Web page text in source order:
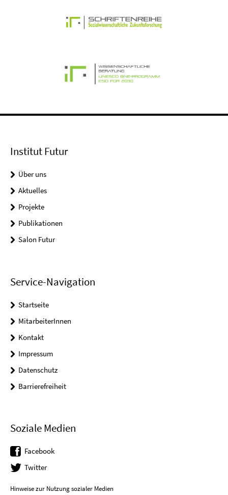
Institut Futur
Über uns
Aktuelles
Projekte
Publikationen
Salon Futur
Service-Navigation
Startseite
MitarbeiterInnen
Kontakt
Impressum
Datenschutz
Barrierefreiheit
Soziale Medien
Facebook
Twitter
Hinweise zur Nutzung sozialer Medien